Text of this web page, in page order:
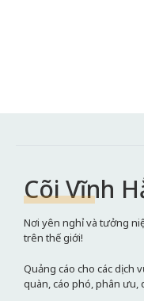
Cõi Vĩnh
Nơi yên nghỉ và tưởng
trên thế giới!
Quảng cáo cho các dịch
quàn, cáo phó, phân ưu,